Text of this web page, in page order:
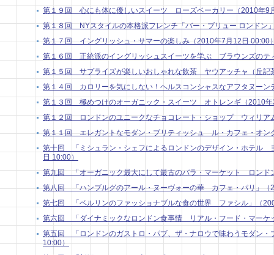
第１９回 心にも体に優しいスイーツ ローズベーカリー（2010年9
第１８回 NYスタイルの本格派フレンチ「バー・ブリュー ロンドン
第１７回 イングリッシュ・サマーの楽しみ（2010年7月12日 00:00
第１６回 正統派のイングリッシュスイーツを学ぶ ブラウンズのテ
第１５回 サプライズが楽しいおしゃれな飲茶 ヤウアッチャ（丘記
第１４回 カロリーを気にしない！ヘルスコンシャスなアフタヌーン
第１３回 極めつけのオーガニック・スイーツ オトレンギ（2010年
第１２回 ロンドンのユニークなチョコレート・ショップ ウィリア
第１１回 エレガントなモダン・ブリティッシュ ル・カフェ・オン
第十回 「ミシュラン・シェフによるロンドンのデザイン・ホテル
日 10:00）
第九回 「オーガニック最大にして最古のバラ・マーケット ロン
第八回 「ハンブルグのアール・ヌーヴォーの華 カフェ・パリ」（
第七回 「ベルリンのファッショナブルな食の世界 ファシル」（
第六回 「ダイナミックなロンドン食事情 リアル・フード・マー
第五回 「ロンドンのガストロ・パブ、ザ・ナロウで味わうモダン・
10:00）